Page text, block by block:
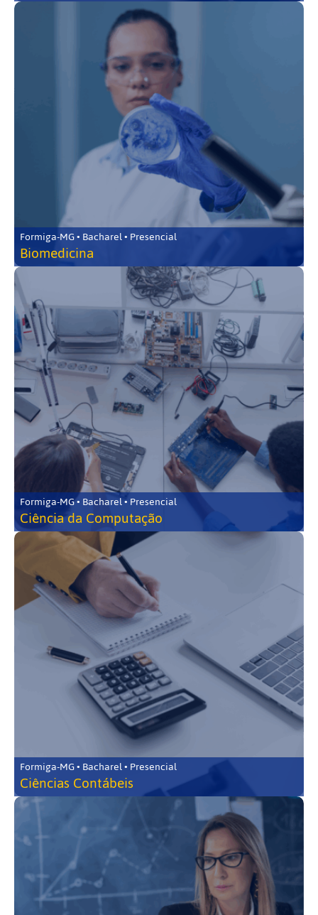
Formiga-MG • Bacharel • Presencial
Biomedicina
Formiga-MG • Bacharel • Presencial
Ciência da Computação
Formiga-MG • Bacharel • Presencial
Ciências Contábeis